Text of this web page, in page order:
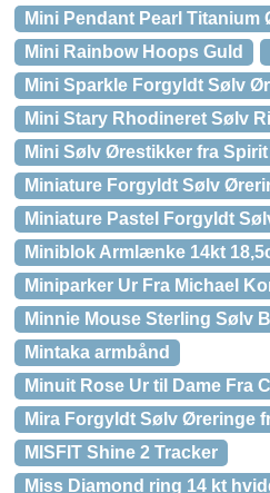
Mini Pendant Pearl
Mini Rainbow Hoops Guld
Mini Sparkle Forgyldt Sølv
Mini Stary Rhodineret Sølv
Mini Sølv Ørestikker fra
Miniature Forgyldt Sølv
Miniature Pastel Forgyldt
Miniblok Armlænke 14kt
Miniparker Ur Fra Michael
Minnie Mouse Sterling Sølv
Mintaka armbånd
Minuit Rose Ur til Dame Fra
Mira Forgyldt Sølv Øreringe
MISFIT Shine 2 Tracker
Miss Diamond ring 14 kt